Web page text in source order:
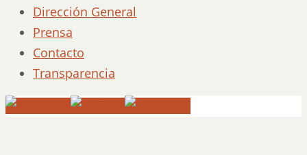
Dirección General
Prensa
Contacto
Transparencia